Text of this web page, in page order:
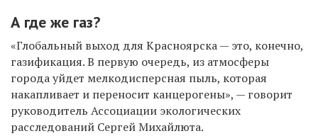
А где же газ?
«Глобальный выход для Красноярска — это, конечно,
газификация. В первую очередь, из атмосферы
города уйдет мелкодисперсная пыль, которая
накапливает и переносит канцерогены», — говорит
руководитель Ассоциации экологических
расследований Сергей Михайлюта.